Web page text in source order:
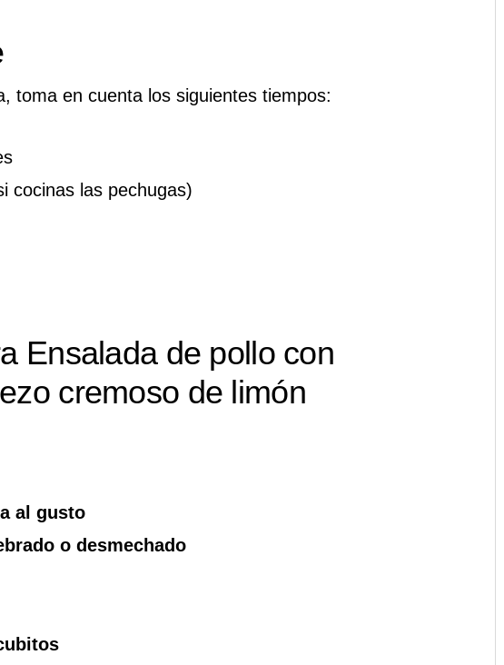
toma en cuenta los siguientes tiempos:
cocinas las pechugas)
Ensalada de pollo con
cremoso de limón
al gusto
o desmechado